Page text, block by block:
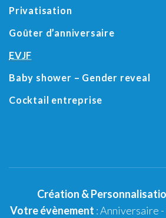
Privatisation
Goûter d’anniversaire
EVJF
Baby shower – Gender reveal
Cocktail entreprise
Création &
Votre évènement :Anniversaire -